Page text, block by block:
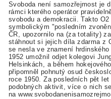
Svoboda není samozřejmost je
rámci kterého operátor
svobodu a demokracii. Takto
symbolickým "posledním
ČR, upozornilo na (za totality)
stáhnout si jejich díla zdarma z
se nesla ve znamení
1952 umožnil odjet kolegovi
Helsinkách, a během
připomněl pohnutý osud
roce 1950. Za posledních pět
podobných aktivit, více o nich
na